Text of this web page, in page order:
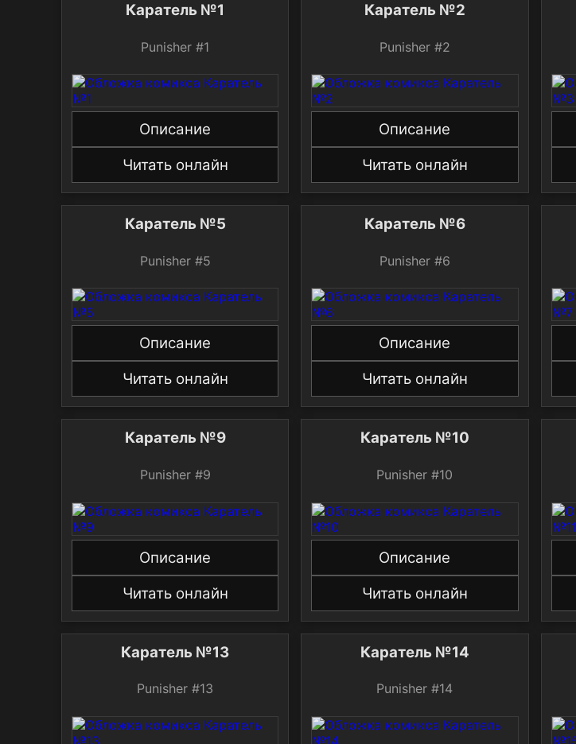
Каратель №1
Punisher #1
Описание
Читать онлайн
Каратель №2
Punisher #2
Описание
Читать онлайн
Каратель №5
Punisher #5
Описание
Читать онлайн
Каратель №6
Punisher #6
Описание
Читать онлайн
Каратель №9
Punisher #9
Описание
Читать онлайн
Каратель №10
Punisher #10
Описание
Читать онлайн
Каратель №13
Punisher #13
Каратель №14
Punisher #14